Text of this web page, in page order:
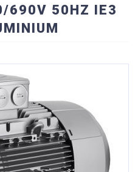
690V 50HZ IE3